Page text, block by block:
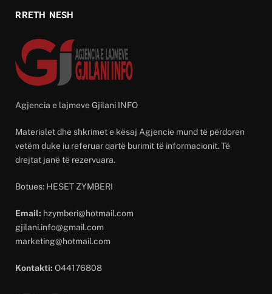
RRETH NESH
Agjencia e lajmeve Gjilani INFO
Materialet dhe shkrimet e kësaj Agjencie mund të përdoren
vetëm duke iu referuar qartë burimit të informacionit. Të
drejtat janë të rezervuara.
Botues: HESET ZYMBERI
Email: hzymberi@hotmail.com
gjilani.info@gmail.com
marketing@hotmail.com
Kontakti: O44176808